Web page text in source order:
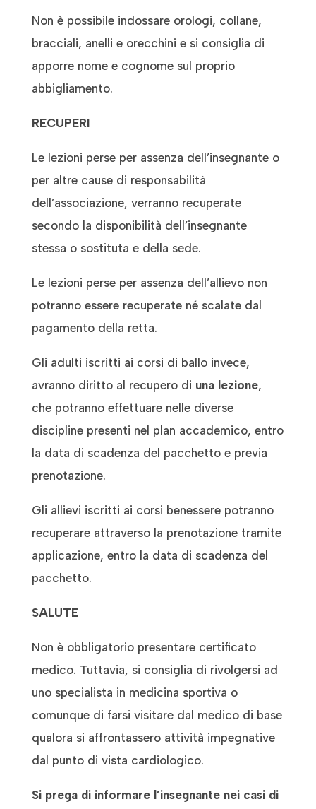
Non è possibile indossare orologi, collane,
bracciali, anelli e orecchini e si consiglia di
apporre nome e cognome sul proprio
abbigliamento.
RECUPERI
Le lezioni perse per assenza dell’insegnante o
per altre cause di responsabilità
dell’associazione, verranno recuperate
secondo la disponibilità dell’insegnante
stessa o sostituta e della sede.
Le lezioni perse per assenza dell’allievo non
potranno essere recuperate né scalate dal
pagamento della retta.
Gli adulti iscritti ai corsi di ballo invece,
avranno diritto al recupero di una lezione,
che potranno effettuare nelle diverse
discipline presenti nel plan accademico, entro
la data di scadenza del pacchetto e previa
prenotazione.
Gli allievi iscritti ai corsi benessere potranno
recuperare attraverso la prenotazione tramite
applicazione, entro la data di scadenza del
pacchetto.
SALUTE
Non è obbligatorio presentare certificato
medico. Tuttavia, si consiglia di rivolgersi ad
uno specialista in medicina sportiva o
comunque di farsi visitare dal medico di base
qualora si affrontassero attività impegnative
dal punto di vista cardiologico.
Si prega di informare l’insegnante nei casi di